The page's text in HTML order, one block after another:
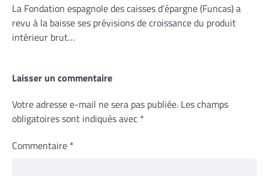
La Fondation espagnole des caisses d’épargne (Funcas) a
revu à la baisse ses prévisions de croissance du produit
intérieur brut…
Laisser un commentaire
Votre adresse e-mail ne sera pas publiée. Les champs
obligatoires sont indiqués avec *
Commentaire *